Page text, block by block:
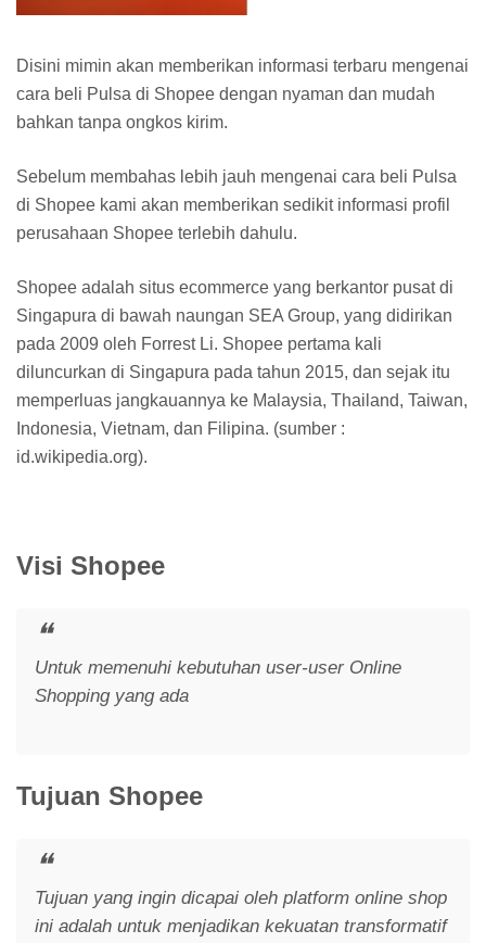
Disini mimin akan memberikan informasi terbaru mengenai
cara beli Pulsa di Shopee dengan nyaman dan mudah
bahkan tanpa ongkos kirim.
Sebelum membahas lebih jauh mengenai cara beli Pulsa
di Shopee kami akan memberikan sedikit informasi profil
perusahaan Shopee terlebih dahulu.
Shopee adalah situs ecommerce yang berkantor pusat di
Singapura di bawah naungan SEA Group, yang didirikan
pada 2009 oleh Forrest Li. Shopee pertama kali
diluncurkan di Singapura pada tahun 2015, dan sejak itu
memperluas jangkauannya ke Malaysia, Thailand, Taiwan,
Indonesia, Vietnam, dan Filipina. (sumber :
id.wikipedia.org).
Visi Shopee
Untuk memenuhi kebutuhan user-user Online
Shopping yang ada
Tujuan Shopee
Tujuan yang ingin dicapai oleh platform online shop
ini adalah untuk menjadikan kekuatan transformatif